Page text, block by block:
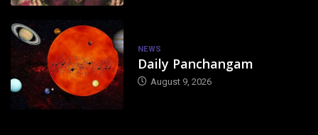
NEWS
Daily Panchangam
August 9, 2026